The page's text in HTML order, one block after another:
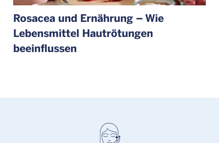
Rosacea und Ernährung – Wie
Lebensmittel Hautrötungen
beeinflussen